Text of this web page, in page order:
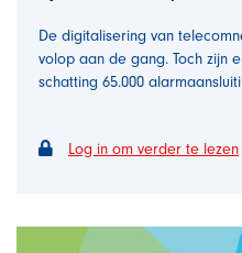
De digitalisering van
volop aan de gang. Toch zijn
schatting 65.000
Log in om verder te lezen